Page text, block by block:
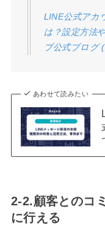
LINE公式アカ
は？設定方法
プ公式ブログ
あわせて読みたい
2-2.顧客とのコ
に行える